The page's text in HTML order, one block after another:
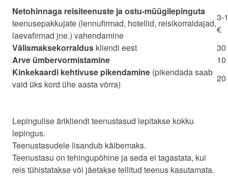
Netohinnaga reisiteenuste ja ostu-müügilepinguta
teenusepakkujate (lennufirmad, hotellid, reisikorraldajad,
laevafirmad jne.) vahendamine
3-
€
Välismaksekorraldus kliendi eest
30
Arve ümbervormistamine
Kinkekaardi kehtivuse pikendamine (pikendada saab
vaid üks kord ühe aasta võrra)
20
Lepingulise ärikliendi teenustasud lepitakse kokku
lepingus.
Teenustasudele lisandub käibemaks.
Teenustasu on tehingupõhine ja seda ei tagastata, kui
reis tühistatakse või jäetakse tellitud teenus kasutamata.